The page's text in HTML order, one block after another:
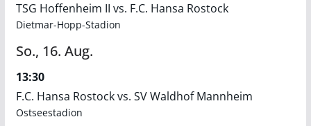
TSG Hoffenheim II vs. F.C. Hansa Rostock
Dietmar-Hopp-Stadion
So., 16. Aug.
13:30
F.C. Hansa Rostock vs. SV Waldhof Mannheim
Ostseestadion